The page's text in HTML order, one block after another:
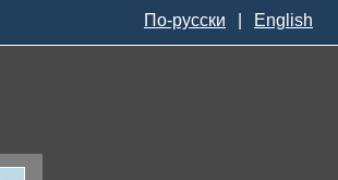
По-русски English